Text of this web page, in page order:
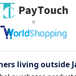
着日指定をされる場合
がございます。
無料